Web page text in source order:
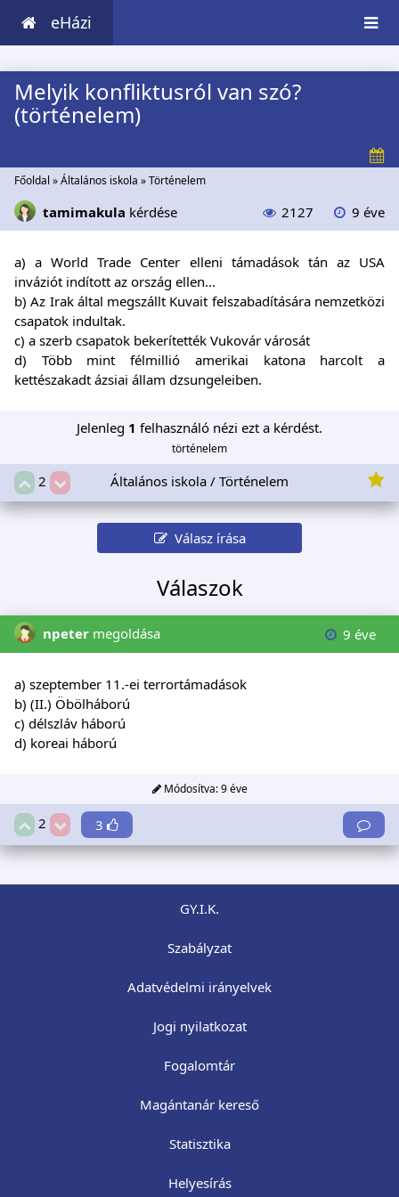
eHázi
Melyik konfliktusról van szó?
(történelem)
Főoldal »Általános iskola »Történelem
tamimakula kérdése 2127 9 éve
a) a World Trade Center elleni támadások tán az USA
inváziót indított az ország ellen...
b) Az Irak által megszállt Kuvait felszabadítására nemzetközi
csapatok indultak.
c) a szerb csapatok bekerítették Vukovár városát
d) Több mint félmillió amerikai katona harcolt a
kettészakadt ázsiai állam dzsungeleiben.
Jelenleg 1 felhasználó nézi ezt a kérdést.
történelem
2 Általános iskola / Történelem
Válasz írása
Válaszok
npeter megoldása 9 éve
a) szeptember 11.-ei terrortámadások
b) (II.) Öbölháború
c) délszláv háború
d) koreai háború
Módosítva:9 éve
2 3
GY.I.K.
Szabályzat
Adatvédelmi irányelvek
Jogi nyilatkozat
Fogalomtár
Magántanár kereső
Statisztika
Helyesírás